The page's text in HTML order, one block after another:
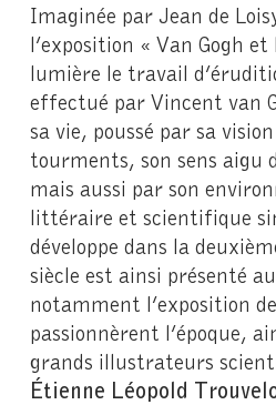
Imaginée par Jean de
l’exposition « Van Gogh
lumière le travail
effectué par Vincent van
sa vie, poussé par sa
tourments, son sens aigu
mais aussi par son
littéraire et scientifique
développe dans la
siècle est ainsi présenté
notamment l’exposition
passionnèrent l’époque,
grands illustrateurs
Étienne Léopold